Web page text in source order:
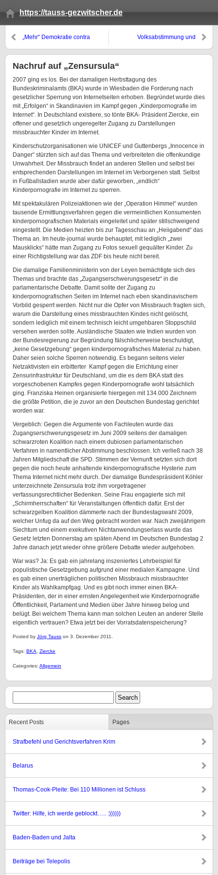
https://tauss-gezwitscher.de
„Mehr“ Demokratie contra
Volksabstimmung und
Nachruf auf „Zensursula“
2007 ging es los. Bei der damaligen Herbsttagung des
Bundeskriminalamts (BKA) wurde in Wiesbaden die Forderung nach
gesetzlicher Sperrung von Internetseiten erhoben. Begründet wurde dies
mit „Erfolgen“ in Skandinavien im Kampf gegen „Kinderpornografie im
Internet“. In Deutschland existiere, so tönte BKA- Präsident Ziercke, ein
offener und gesetzlich ungeregelter Zugang zu Darstellungen
missbrauchter Kinder im Internet.
Kinderschutzorganisationen wie UNICEF und Guttenbergs „Innocence in
Danger“ stürzten sich auf das Thema und verbreiteten die offenkundige
Unwahrheit. Der Missbrauch findet an anderen Stellen und selbst bei
entsprechenden Darstellungen im Internet im Verborgenen statt. Selbst
in Fußballstadien wurde aber dafür geworben, „endlich“
Kinderpornografie im Internet zu sperren.
Mit spektakulären Polizeiaktionen wie der „Operation Himmel“ wurden
tausende Ermittlungsverfahren gegen die vermeintlichen Konsumenten
kinderpornografischen Materials eingeleitet und später stillschweigend
eingestellt. Die Medien heizten bis zur Tagesschau an „Heiigabend“ das
Thema an. Im heute-journal wurde behauptet, mit lediglich „zwei
Mausklicks“ hätte man Zugang zu Fotos sexuell gequälter Kinder. Zu
einer Richtigstellung war das ZDF bis heute nicht bereit.
Die damalige Familienministerin von der Leyen bemächtigte sich des
Themas und brachte das „Zugangserschwerungsgesetz“ in die
parlamentarische Debatte. Damit sollte der Zugang zu
kinderpornografischen Seiten im Internet nach eben skandinavischem
Vorbild gesperrt werden. Nicht nur die Opfer von Missbrauch fragten sich,
warum die Darstellung eines missbrauchten Kindes nicht gelöscht,
sondern lediglich mit einem technisch leicht umgehbaren Stoppschild
versehen werden sollte. Ausländische Staaten wie Indien wurden von
der Bundesregierung zur Begründung fälschlicherweise beschuldigt,
„keine Gesetzgebung“ gegen kinderpornografisches Material zu haben.
Daher seien solche Sperren notwendig. Es begann seitens vieler
Netzaktivisten ein erbitterter Kampf gegen die Errichtung einer
Zensurinfrastruktur für Deutschland, um die es dem BKA statt des
vorgeschobenen Kampfes gegen Kinderpornografie wohl tatsächlich
ging. Franziska Heinen organisierte hiergegen mit 134.000 Zeichnern
die größte Petition, die je zuvor an den Deutschen Bundestag gerichtet
worden war.
Vergeblich: Gegen die Argumente von Fachleuten wurde das
Zugangserschwerungsgesetz im Juni 2009 seitens der damaligen
schwarzroten Koalition nach einem dubiosen parlamentarischen
Verfahren in namentlicher Abstimmung beschlossen. Ich verließ nach 38
Jahren Mitgliedschaft die SPD. Stimmen der Vernunft setzten sich dort
gegen die noch heute anhaltende kinderpornografische Hysterie zum
Thema Internet nicht mehr durch. Der damalige Bundespräsident Köhler
unterzeichnete Zensursula trotz ihm vorgetragener
verfassungsrechtlicher Bedenken. Seine Frau engagierte sich mit
„Schirmherrschaften“ für Veranstaltungen öffentlich dafür. Erst der
schwarzgelben Koalition dämmerte nach der Bundestagswahl 2009,
welcher Unfug da auf den Weg gebracht worden war. Nach zweijährigem
Siechtum und einem exekutiven Nichtanwendungserlass wurde das
Gesetz letzten Donnerstag am späten Abend im Deutschen Bundestag 2
Jahre danach jetzt wieder ohne größere Debatte wieder aufgehoben.
War was? Ja: Es gab ein jahrelang inszeniertes Lehrbeispiel für
populistische Gesetzgebung aufgrund einer medialen Kampagne. Und
es gab einen unerträglichen politischen Missbrauch missbrauchter
Kinder als Wahlkampfgag. Und es gibt noch immer einen BKA-
Präsidenten, der in einer ernsten Angelegenheit wie Kinderpornografie
Öffentlichkeit, Parlament und Medien über Jahre hinweg belog und
belügt. Bei welchem Thema kann man solchen Leuten an anderer Stelle
eigentlich vertrauen? Etwa jetzt bei der Vorratsdatenspeicherung?
Posted by Jörg Tauss on 3. Dezember 2011.
Tags: BKA Ziercke
Categories: Allgemein
Recent Posts Pages
Strafbefehl und Gerichtsverfahren Krim
Belarus
Thomas-Cook-Pleite: Bei 110 Millionen ist Schluss
Twitter: Hilfe, ich werde geblockt….. :))))))
Baden-Baden und Jalta
Beiträge bei Telepolis